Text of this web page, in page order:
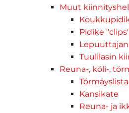
Muut
Pidike
Tuulilasin
Reuna-, köli-,
Törmäyslista
Kansikate
Reuna- ja